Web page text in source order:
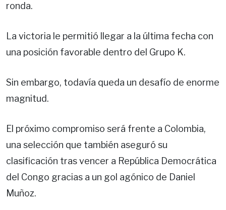
ronda.
La victoria le permitió llegar a la última fecha con
una posición favorable dentro del Grupo K.
Sin embargo, todavía queda un desafío de enorme
magnitud.
El próximo compromiso será frente a Colombia,
una selección que también aseguró su
clasificación tras vencer a República Democrática
del Congo gracias a un gol agónico de Daniel
Muñoz.